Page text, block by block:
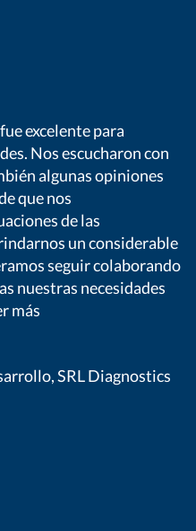
excelente para
Nos escucharon con
algunas opiniones
que nos
de las
un considerable
seguir colaborando
nuestras necesidades
más
SRL Diagnostics